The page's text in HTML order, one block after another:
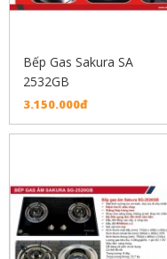
Bếp Gas Sakura SA
2532GB
3.150.000đ